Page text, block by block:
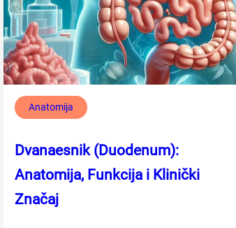
Anatomija
Dvanaesnik (Duodenum):
Anatomija, Funkcija i Klinički
Značaj